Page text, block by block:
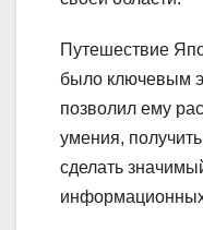
Путешествие
было ключевым
позволил ему
умения,
сделать